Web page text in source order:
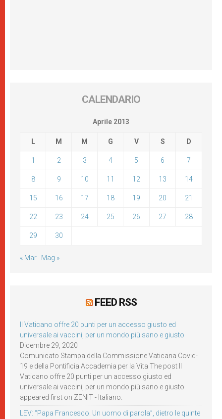
CALENDARIO
Aprile 2013
L M M G V S D
1 2 3 4 5 6 7
8 9 10 11 12 13 14
15 16 17 18 19 20 21
22 23 24 25 26 27 28
29 30
« Mar Mag »
FEED RSS
Il Vaticano offre 20 punti per un accesso giusto ed
universale ai vaccini, per un mondo più sano e giusto
Dicembre 29, 2020
Comunicato Stampa della Commissione Vaticana Covid-
19 e della Pontificia Accademia per la Vita The post Il
Vaticano offre 20 punti per un accesso giusto ed
universale ai vaccini, per un mondo più sano e giusto
appeared first on ZENIT - Italiano.
LEV: “Papa Francesco. Un uomo di parola”, dietro le quinte